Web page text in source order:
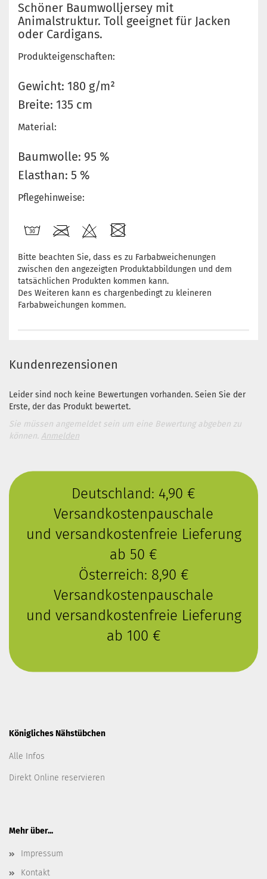
Schöner Baumwolljersey mit
Animalstruktur. Toll geeignet für Jacken
oder Cardigans.
Produkteigenschaften:
Gewicht: 180 g/m²
Breite: 135 cm
Material:
Baumwolle: 95 %
Elasthan: 5 %
Pflegehinweise:
Bitte beachten Sie, dass es zu Farbabweichenungen
zwischen den angezeigten Produktabbildungen und dem
tatsächlichen Produkten kommen kann.
Des Weiteren kann es chargenbedingt zu kleineren
Farbabweichungen kommen.
Kundenrezensionen
Leider sind noch keine Bewertungen vorhanden. Seien Sie der
Erste, der das Produkt bewertet.
Sie müssen angemeldet sein um eine Bewertung abgeben zu
können. Anmelden
Deutschland: 4,90 €
Versandkostenpauschale
und versandkostenfreie Lieferung
ab 50 €
Österreich: 8,90 €
Versandkostenpauschale
und versandkostenfreie Lieferung
ab 100 €
Königliches Nähstübchen
Alle Infos
Direkt Online reservieren
Mehr über...
Impressum
Kontakt